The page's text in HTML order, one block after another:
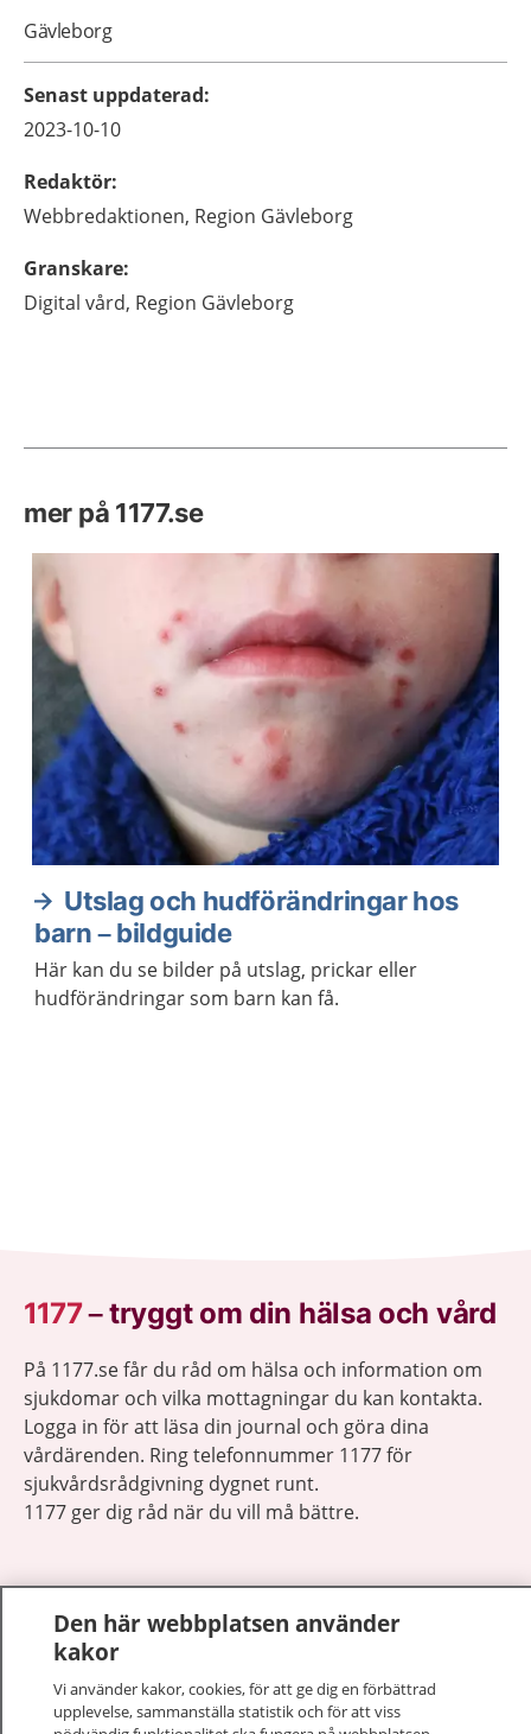
Gävleborg
Senast uppdaterad:
2023-10-10
Redaktör:
Webbredaktionen, Region Gävleborg
Granskare:
Digital vård, Region Gävleborg
mer på 1177.se
Utslag och hudförändringar hos
barn – bildguide
Här kan du se bilder på utslag, prickar eller
hudförändringar som barn kan få.
1177–tryggt om din hälsa och vård
På 1177.se får du råd om hälsa och information om
sjukdomar och vilka mottagningar du kan kontakta.
Logga in för att läsa din journal och göra dina
vårdärenden. Ring telefonnummer 1177 för
sjukvårdsrådgivning dygnet runt.
1177 ger dig råd när du vill må bättre.
Den här webbplatsen använder
kakor
Vi använder kakor, cookies, för att ge dig en förbättrad
upplevelse, sammanställa statistik och för att viss